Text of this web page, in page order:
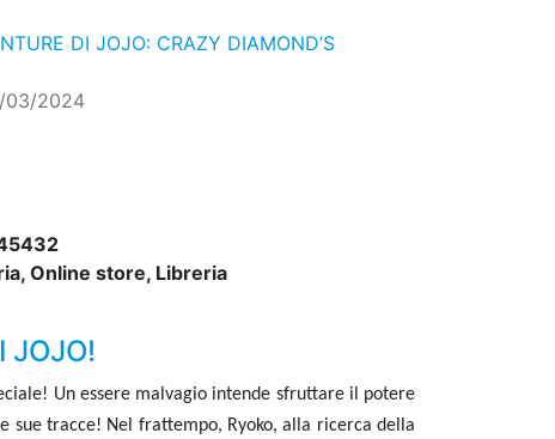
DI JOJO: CRAZY DIAMOND’S
03/2024
Online store, Libreria
JOJO!
Un essere malvagio intende sfruttare il potere
sue tracce! Nel frattempo, Ryoko, alla ricerca della